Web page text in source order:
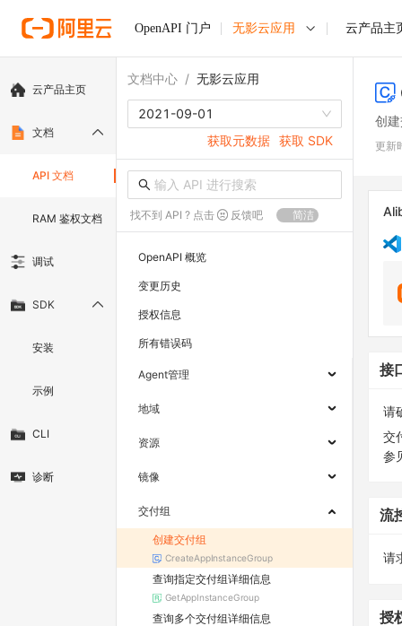
OpenAPI 门户 无影云应用 云产品主
云产品主页
文档
API 文档
RAM 鉴权文档
调试
SDK
安装
示例
CLI
诊断
文档中心 / 无影云应用
2021-09-01
获取元数据 获取 SDK
找不到 API ? 点击 反馈吧 简洁
OpenAPI 概览
变更历史
授权信息
所有错误码
Agent管理
地域
资源
镜像
交付组
创建交付组
CreateAppInstanceGroup
查询指定交付组详细信息
GetAppInstanceGroup
查询多个交付组详细信息
创
更新
接
请
交
参
流
请
授